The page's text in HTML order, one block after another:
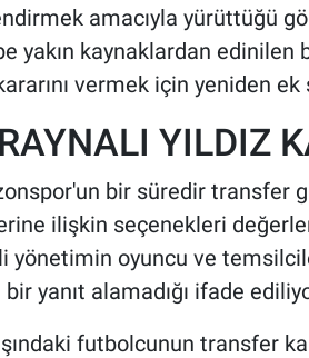
amacıyla yürüttüğü
yakın kaynaklardan
vermek için yeniden
YILDIZ
bir süredir transfer
ilişkin seçenekleri
yönetimin oyuncu ve
yanıt alamadığı ifade
futbolcunun transfer